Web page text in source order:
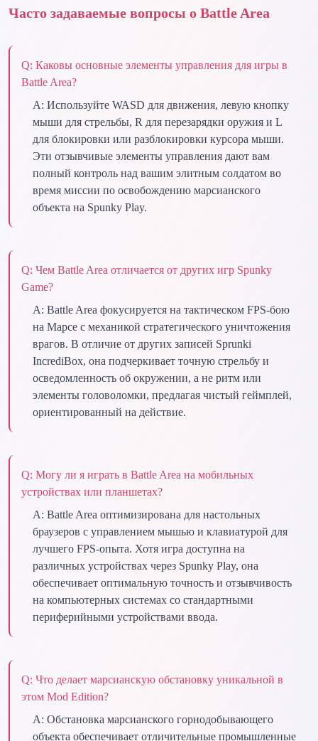
Часто задаваемые вопросы о Battle Area
Q: Каковы основные элементы управления для игры в
Battle Area?
A: Используйте WASD для движения, левую кнопку
мыши для стрельбы, R для перезарядки оружия и L
для блокировки или разблокировки курсора мыши.
Эти отзывчивые элементы управления дают вам
полный контроль над вашим элитным солдатом во
время миссии по освобождению марсианского
объекта на Spunky Play.
Q: Чем Battle Area отличается от других игр Spunky
Game?
A: Battle Area фокусируется на тактическом FPS-бою
на Марсе с механикой стратегического уничтожения
врагов. В отличие от других записей Sprunki
IncrediBox, она подчеркивает точную стрельбу и
осведомленность об окружении, а не ритм или
элементы головоломки, предлагая чистый геймплей,
ориентированный на действие.
Q: Могу ли я играть в Battle Area на мобильных
устройствах или планшетах?
A: Battle Area оптимизирована для настольных
браузеров с управлением мышью и клавиатурой для
лучшего FPS-опыта. Хотя игра доступна на
различных устройствах через Spunky Play, она
обеспечивает оптимальную точность и отзывчивость
на компьютерных системах со стандартными
периферийными устройствами ввода.
Q: Что делает марсианскую обстановку уникальной в
этом Mod Edition?
A: Обстановка марсианского горнодобывающего
объекта обеспечивает отличительные промышленные